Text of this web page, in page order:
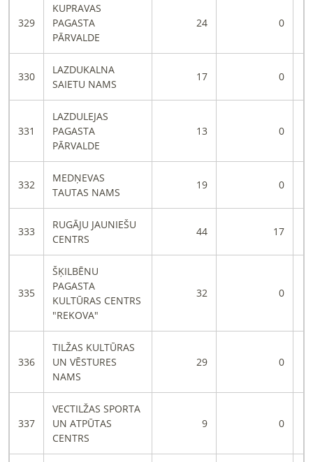
329
KUPRAVAS
PAGASTA
PĀRVALDE
24 0
330
LAZDUKALNA
SAIETU NAMS
17 0
331
LAZDULEJAS
PAGASTA
PĀRVALDE
13 0
332
MEDŅEVAS
TAUTAS NAMS
19 0
333
RUGĀJU JAUNIEŠU
CENTRS
44 17
335
ŠĶILBĒNU
PAGASTA
KULTŪRAS CENTRS
"REKOVA"
32 0
336
TILŽAS KULTŪRAS
UN VĒSTURES
NAMS
29 0
337
VECTILŽAS SPORTA
UN ATPŪTAS
CENTRS
9 0